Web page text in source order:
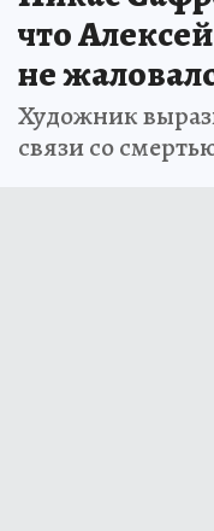
что
не
Художник
связи со